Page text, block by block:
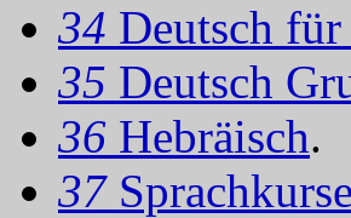
34 Deutsch
35 Deutsch
36 Hebräisch.
37 Sprachkurse